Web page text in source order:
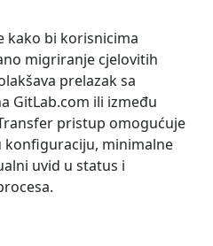
kako bi korisnicima
migriranje cjelovitih
prelazak sa
GitLab.com ili između
pristup omogućuje
minimalne
uvid u status i